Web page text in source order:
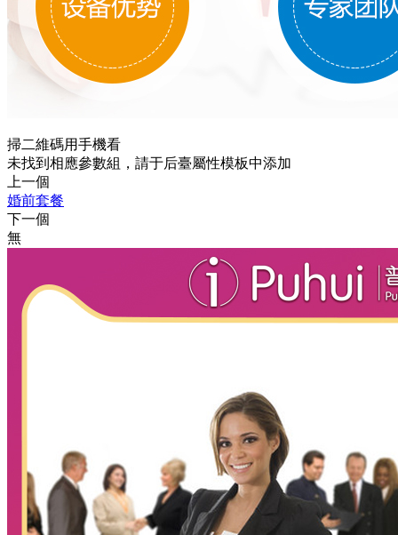
掃二維碼用手機看
未找到相應參數組，請于后臺屬性模板中添加
上一個
婚前套餐
下一個
無